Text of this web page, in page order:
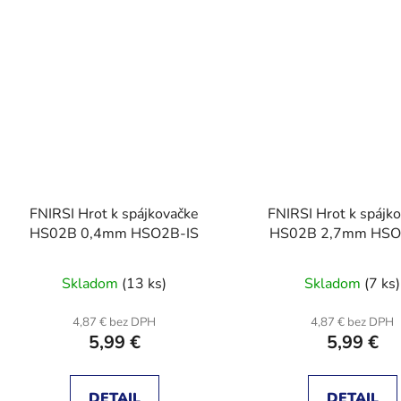
FNIRSI Hrot k spájkovačke
HS02B 0,4mm HSO2B-IS
Skladom (13 ks)
4,87 € bez DPH
5,99 €
FNIRSI Hrot k
HS02B 2,7mm
Skladom (7 ks)
4,87 € bez DPH
5,99 €